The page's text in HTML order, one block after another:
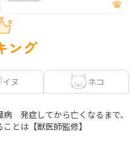
ング
イヌ ネコ
病 発症してから亡くなるまで、
とは【獣医師監修】